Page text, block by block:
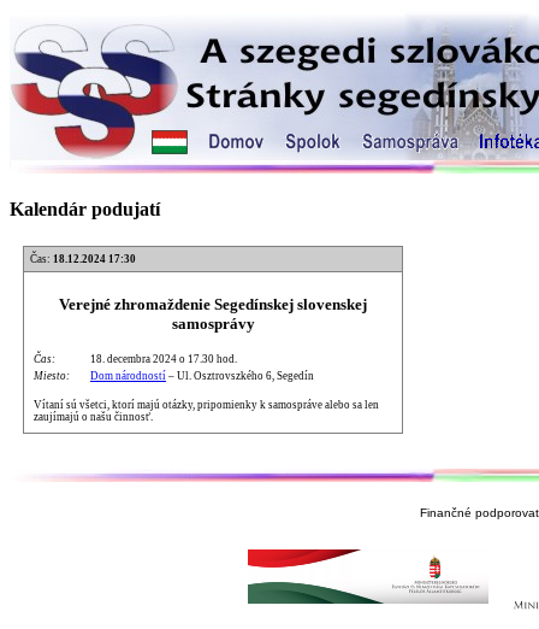
Kalendár podujatí
Čas: 18.12.2024 17:30
Verejné zhromaždenie Segedínskej slovenskej
samosprávy
Čas:
18. decembra 2024 o 17.30 hod.
Miesto:
Dom národností – Ul. Osztrovszkého 6, Segedín
Vítaní sú všetci, ktorí majú otázky, pripomienky k samospráve alebo sa len
zaujímajú o našu činnosť.
Finančné